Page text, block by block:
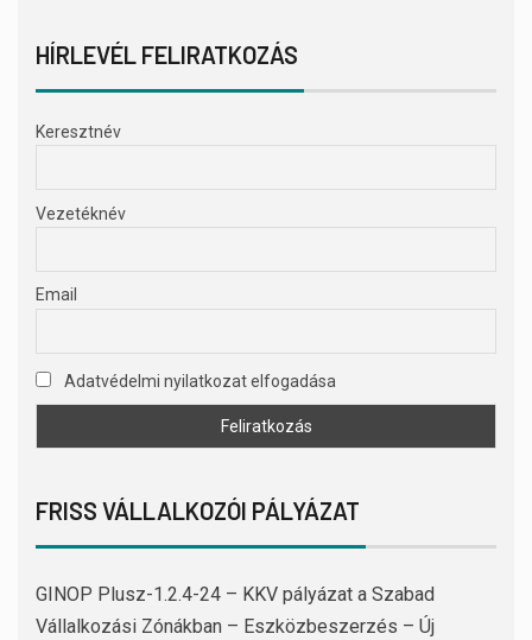
HÍRLEVÉL FELIRATKOZÁS
Keresztnév
Vezetéknév
Email
Adatvédelmi nyilatkozat elfogadása
FRISS VÁLLALKOZÓI PÁLYÁZAT
GINOP Plusz-1.2.4-24 – KKV pályázat a Szabad
Vállalkozási Zónákban – Eszközbeszerzés – Új